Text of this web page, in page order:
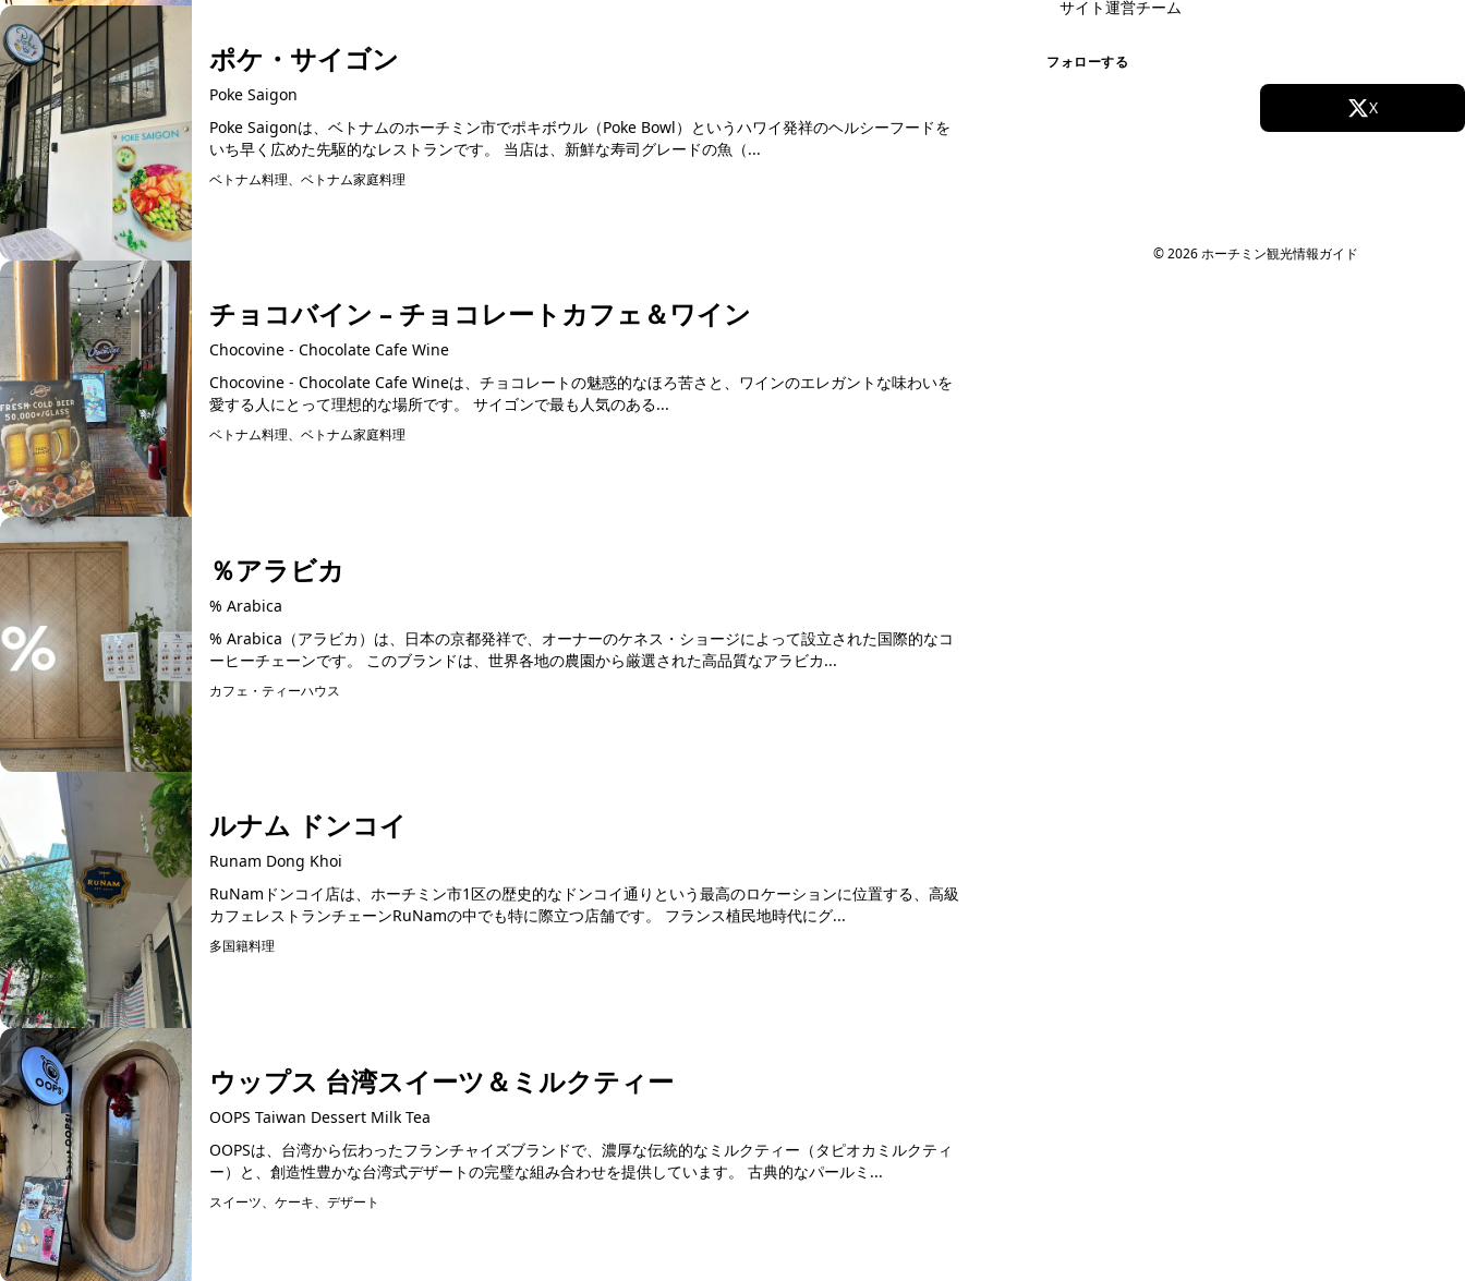
サイト運営チーム
フォローする
X
© 2026 ホーチミン観光情報ガイド
ポケ・サイゴン
Poke Saigon
Poke Saigonは、ベトナムのホーチミン市でポキボウル（Poke Bowl）というハワイ発祥のヘルシーフードを
いち早く広めた先駆的なレストランです。 当店は、新鮮な寿司グレードの魚（...
ベトナム料理、ベトナム家庭料理
チョコバイン – チョコレートカフェ＆ワイン
Chocovine - Chocolate Cafe Wine
Chocovine - Chocolate Cafe Wineは、チョコレートの魅惑的なほろ苦さと、ワインのエレガントな味わいを
愛する人にとって理想的な場所です。 サイゴンで最も人気のある...
ベトナム料理、ベトナム家庭料理
％アラビカ
% Arabica
% Arabica（アラビカ）は、日本の京都発祥で、オーナーのケネス・ショージによって設立された国際的なコ
ーヒーチェーンです。 このブランドは、世界各地の農園から厳選された高品質なアラビカ...
カフェ・ティーハウス
ルナム ドンコイ
Runam Dong Khoi
RuNamドンコイ店は、ホーチミン市1区の歴史的なドンコイ通りという最高のロケーションに位置する、高級
カフェレストランチェーンRuNamの中でも特に際立つ店舗です。 フランス植民地時代にグ...
多国籍料理
ウップス 台湾スイーツ＆ミルクティー
OOPS Taiwan Dessert Milk Tea
OOPSは、台湾から伝わったフランチャイズブランドで、濃厚な伝統的なミルクティー（タピオカミルクティ
ー）と、創造性豊かな台湾式デザートの完璧な組み合わせを提供しています。 古典的なパールミ...
スイーツ、ケーキ、デザート